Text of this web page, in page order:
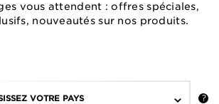
vous attendent : offres spéciales,
nouveautés sur nos produits.
VOTRE PAYS